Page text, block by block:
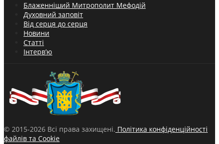
Блаженніший Митрополит Мефодій
Духовний заповіт
Від серця до серця
Новини
Статті
Інтерв’ю
© 2015-2026 Всі права захищені. Політика конфіденційності
файлів та Cookie